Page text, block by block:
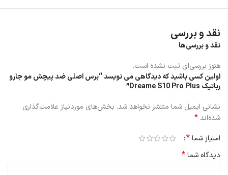
نکات مراقبتی
به میزان استفاده تعویض شود.
در صورتی که برس در زمان حمل‌ونقل خم یا پیچ خورده، می‌توانید آن را
چند دقیقه در آب گرم قرار دهید تا به حالت اولیه بازگردد.
نقد و بررسی
نقد و بررسی‌ها
هنوز بررسی‌ای ثبت نشده است.
اولین کسی باشید که دیدگاهی می نویسد “برس اصلی ضد پیچش مو جارو
رباتیک Dreame S10 Pro Plus”
نشانی ایمیل شما منتشر نخواهد شد. بخش‌های موردنیاز علامت‌گذاری
شده‌اند*
امتیاز شما*
دیدگاه شما*